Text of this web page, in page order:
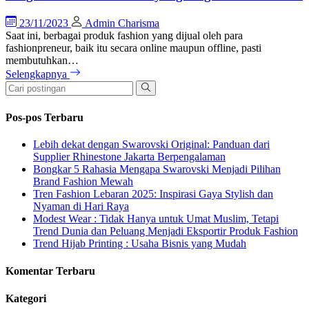
23/11/2023
Admin Charisma
Saat ini, berbagai produk fashion yang dijual oleh para
fashionpreneur, baik itu secara online maupun offline, pasti
membutuhkan…
Selengkapnya
Pos-pos Terbaru
Lebih dekat dengan Swarovski Original: Panduan dari
Supplier Rhinestone Jakarta Berpengalaman
Bongkar 5 Rahasia Mengapa Swarovski Menjadi Pilihan
Brand Fashion Mewah
Tren Fashion Lebaran 2025: Inspirasi Gaya Stylish dan
Nyaman di Hari Raya
Modest Wear : Tidak Hanya untuk Umat Muslim, Tetapi
Trend Dunia dan Peluang Menjadi Eksportir Produk Fashion
Trend Hijab Printing : Usaha Bisnis yang Mudah
Komentar Terbaru
Kategori